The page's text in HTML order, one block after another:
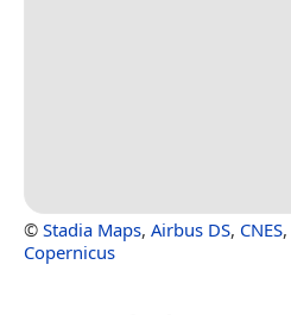
© Stadia Maps, Airbus DS, CNES,
Copernicus